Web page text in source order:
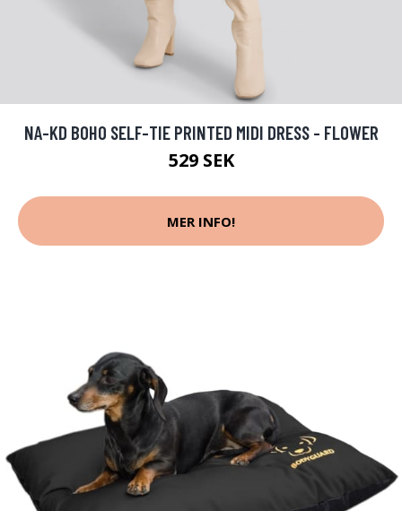
NA-KD BOHO SELF-TIE PRINTED MIDI DRESS - FLOWER
529 SEK
MER INFO!